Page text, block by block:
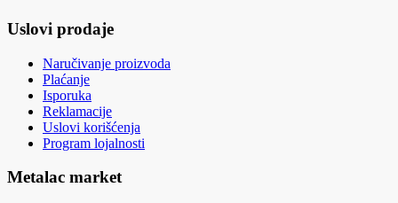
Uslovi prodaje
Naručivanje proizvoda
Plaćanje
Isporuka
Reklamacije
Uslovi korišćenja
Program lojalnosti
Metalac market